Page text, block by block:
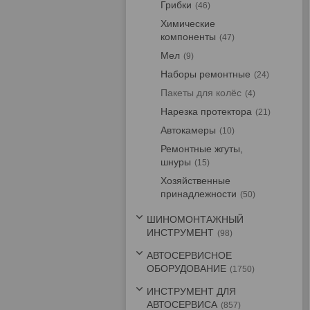
Грибки 46
Химические
компоненты
47
Мел 9
Наборы ремонтные 24
Пакеты для колёс 4
Нарезка протектора 21
Автокамеры 10
Ремонтные жгуты,
шнуры
15
Хозяйственные
принадлежности
50
ШИНОМОНТАЖНЫЙ
ИНСТРУМЕНТ
98
АВТОСЕРВИСНОЕ
ОБОРУДОВАНИЕ
1750
ИНСТРУМЕНТ ДЛЯ
АВТОСЕРВИСА
857